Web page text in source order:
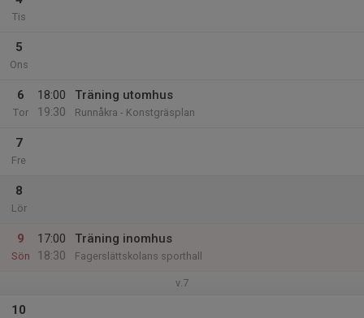
Tis
5
Ons
6
Tor
18:00
19:30
Träning utomhus
Runnåkra - Konstgräsplan
7
Fre
8
Lör
9
Sön
17:00
18:30
Träning inomhus
Fagerslättskolans sporthall
v.7
10